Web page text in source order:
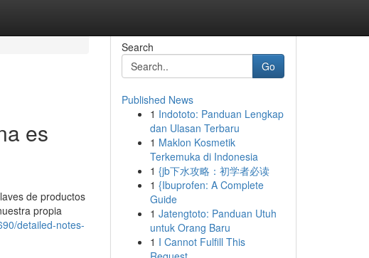
es
de productos
propia
detailed-notes-
Search
Go
Published News
1 Indototo: Panduan Lengkap
dan Ulasan Terbaru
1 Maklon Kosmetik
Terkemuka di Indonesia
1 {jb下水攻略：初学者必读
1 {Ibuprofen: A Complete
Guide
1 Jatengtoto: Panduan Utuh
untuk Orang Baru
1 I Cannot Fulfill This